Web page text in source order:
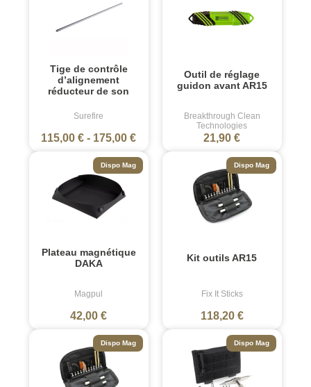
Tige de contrôle
d’alignement
réducteur de son
Surefire
115,00 € - 175,00 €
Outil de réglage
guidon avant AR15
Breakthrough Clean
Technologies
21,90 €
Plateau magnétique
DAKA
Magpul
42,00 €
Dispo Mag
Kit outils AR15
Fix It Sticks
118,20 €
Dispo Mag
Dispo Mag Dispo Mag